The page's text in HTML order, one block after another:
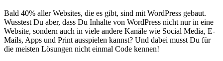
Bald 40% aller Websites, die es gibt, sind mit WordPress gebaut.
Wusstest Du aber, dass Du Inhalte von WordPress nicht nur in eine
Website, sondern auch in viele andere Kanäle wie Social Media, E-
Mails, Apps und Print ausspielen kannst? Und dabei musst Du für
die meisten Lösungen nicht einmal Code kennen!